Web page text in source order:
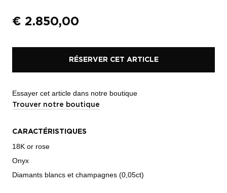
€ 2.850,00
RÉSERVER CET ARTICLE
Essayer cet article dans notre boutique
Trouver notre boutique
CARACTÉRISTIQUES
18K or rose
Onyx
Diamants blancs et champagnes (0,05ct)